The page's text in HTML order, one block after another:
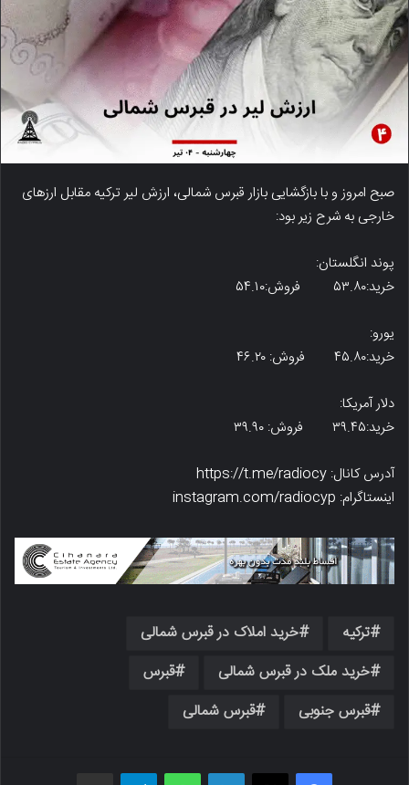
صبح امروز و با بازگشایی بازار قبرس شمالی، ارزش لیر ترکیه مقابل ارزهای
خارجی به شرح زیر بود:
پوند انگلستان:
خرید:۵۳.۸۰ فروش:۵۴.۱۰
یورو:
خرید:۴۵.۸۰ فروش: ۴۶.۲۰
دلار آمریکا:
خرید:۳۹.۴۵ فروش: ۳۹.۹۰
آدرس کانال: https://t.me/radiocy
اینستاگرام: instagram.com/radiocyp
ترکیه
خرید املاک در قبرس شمالی
خرید ملک در قبرس شمالی
قبرس
قبرس جنوبی
قبرس شمالی
فیسبوک X لینکدین واتس اپ